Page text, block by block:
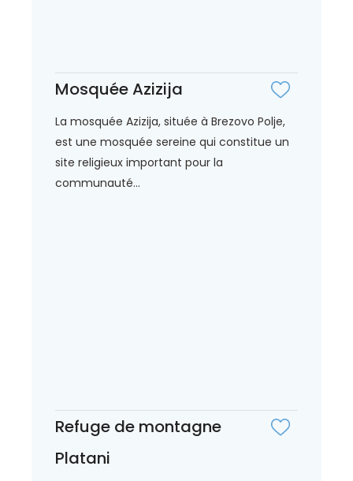
Mosquée Azizija
La mosquée Azizija, située à Brezovo Polje,
est une mosquée sereine qui constitue un
site religieux important pour la
communauté...
Refuge de montagne
Platani